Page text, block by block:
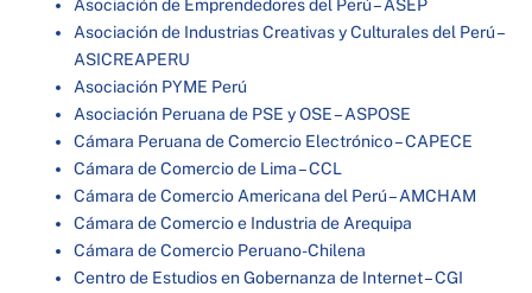
Asociación de Emprendedores del Perú – ASEP
Asociación de Industrias Creativas y Culturales del Perú –
ASICREAPERU
Asociación PYME Perú
Asociación Peruana de PSE y OSE – ASPOSE
Cámara Peruana de Comercio Electrónico – CAPECE
Cámara de Comercio de Lima – CCL
Cámara de Comercio Americana del Perú – AMCHAM
Cámara de Comercio e Industria de Arequipa
Cámara de Comercio Peruano-Chilena
Centro de Estudios en Gobernanza de Internet – CGI